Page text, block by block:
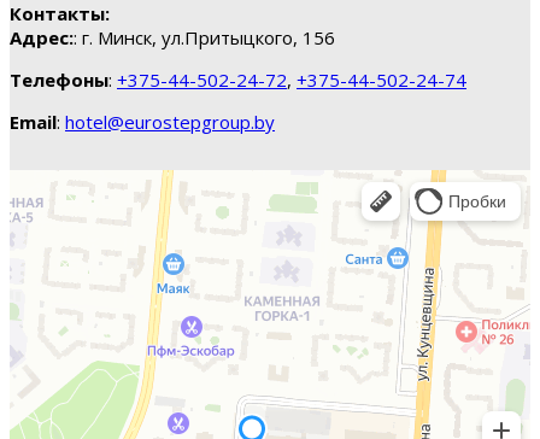
Контакты:
Адрес:: г. Минск, ул.Притыцкого, 156
Телефоны: +375-44-502-24-72, +375-44-502-24-74
Email: hotel@eurostepgroup.by